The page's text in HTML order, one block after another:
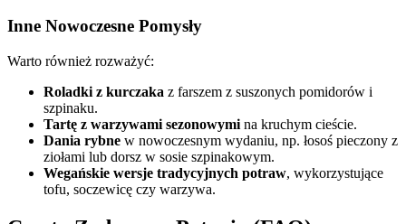
Inne Nowoczesne Pomysły
Warto również rozważyć:
Roladki z kurczaka z farszem z suszonych pomidorów i
szpinaku.
Tartę z warzywami sezonowymi na kruchym cieście.
Dania rybne w nowoczesnym wydaniu, np. łosoś pieczony z
ziołami lub dorsz w sosie szpinakowym.
Wegańskie wersje tradycyjnych potraw, wykorzystujące
tofu, soczewicę czy warzywa.